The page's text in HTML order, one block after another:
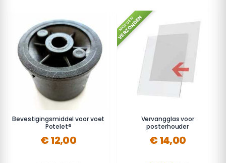
Bevestigingsmiddel voor voet
Potelet®
€ 12,00
MORGEN
VERZONDEN
Vervangglas voor
posterhouder
€ 14,00